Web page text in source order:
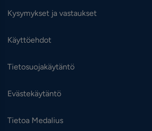
Kysymykset ja vastaukset
Käyttöehdot
Tietosuojakäytäntö
Evästekäytäntö
Tietoa Medalius